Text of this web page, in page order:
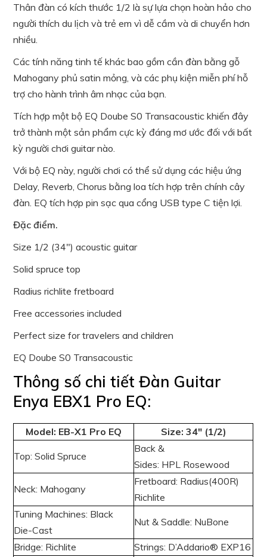
Thân đàn có kích thước 1/2 là sự lựa chọn hoàn hảo cho
người thích du lịch và trẻ em vì dễ cầm và di chuyển hơn
nhiều.
Các tính năng tinh tế khác bao gồm cần đàn bằng gỗ
Mahogany phủ satin mỏng, và các phụ kiện miễn phí hỗ
trợ cho hành trình âm nhạc của bạn.
Tích hợp một bộ EQ Doube S0 Transacoustic khiến đây
trở thành một sản phẩm cực kỳ đáng mơ ước đối với bất
kỳ người chơi guitar nào.
Với bộ EQ này, người chơi có thể sử dụng các hiệu ứng
Delay, Reverb, Chorus bằng loa tích hợp trên chính cây
đàn. EQ tích hợp pin sạc qua cổng USB type C tiện lợi.
Đặc điểm.
Size 1/2 (34″) acoustic guitar
Solid spruce top
Radius richlite fretboard
Free accessories included
Perfect size for travelers and children
EQ Doube S0 Transacoustic
Thông số chi tiết Đàn Guitar
Enya EBX1 Pro EQ:
Model: EB-X1 Pro EQ Size: 34″ (1/2)
Top: Solid Spruce
Back &
Sides: HPL Rosewood
Neck: Mahogany
Fretboard: Radius(400R)
Richlite
Tuning Machines: Black
Die-Cast
Nut & Saddle: NuBone
Bridge: Richlite
Strings: D’Addario® EXP16